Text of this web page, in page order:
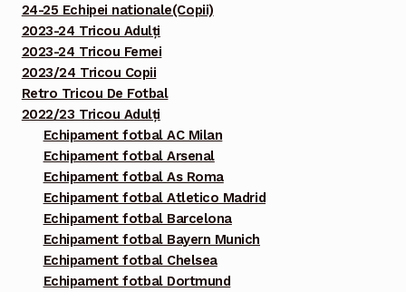
24-25 Echipei nationale(Copii)
2023-24 Tricou Adulți
2023-24 Tricou Femei
2023/24 Tricou Copii
Retro Tricou De Fotbal
2022/23 Tricou Adulți
Echipament fotbal AC Milan
Echipament fotbal Arsenal
Echipament fotbal As Roma
Echipament fotbal Atletico Madrid
Echipament fotbal Barcelona
Echipament fotbal Bayern Munich
Echipament fotbal Chelsea
Echipament fotbal Dortmund